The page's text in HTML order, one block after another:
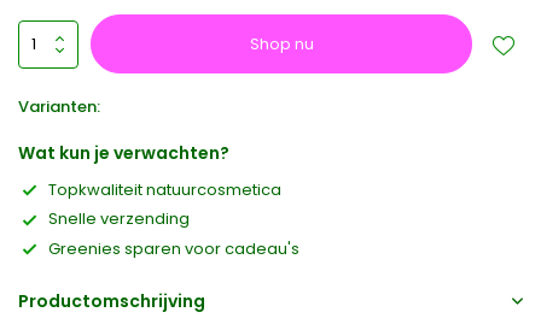
Shop nu
Varianten:
Wat kun je verwachten?
Topkwaliteit natuurcosmetica
Snelle verzending
Greenies sparen voor cadeau's
Productomschrijving